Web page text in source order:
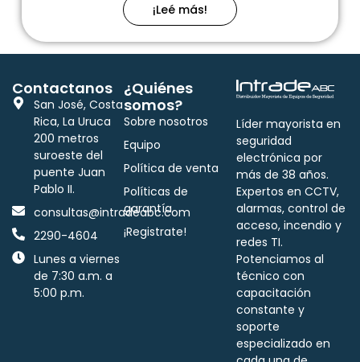
¡Leé más!
Líder mayorista en
seguridad
electrónica por
más de 38 años.
Expertos en CCTV,
alarmas, control de
acceso, incendio y
redes TI.
Potenciamos al
técnico con
capacitación
constante y
soporte
especializado en
¿Quiénes
somos?
Sobre nosotros
Equipo
Política de venta
Políticas de
garantía
¡Registrate!
Contactanos
San José, Costa
Rica, La Uruca
200 metros
suroeste del
puente Juan
Pablo II.
consultas@intradeabc.com
2290-4604
Lunes a viernes
de 7:30 a.m. a
5:00 p.m.